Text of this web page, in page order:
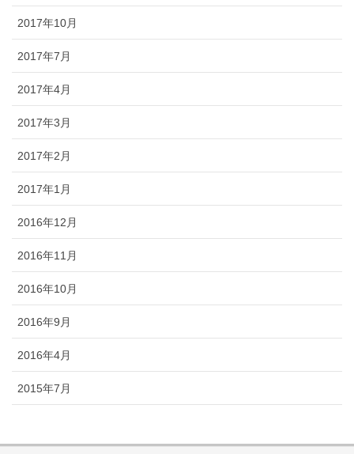
2017年10月
2017年7月
2017年4月
2017年3月
2017年2月
2017年1月
2016年12月
2016年11月
2016年10月
2016年9月
2016年4月
2015年7月